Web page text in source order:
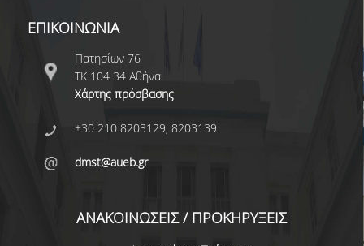
ΑΛΛΑ ΤΜΗΜΑΤΑ
ΒΡΑΒΕΙΑ ΕΡΓΑΣΙΩΝ
ΠΡΑΚΤΙΚΗ ΑΣΚΗΣΗ ΚΑΙ ΠΤΥΧΙΑΚΗ ΕΡΓΑΣΙΑ
ΕΥΚΑΙΡΙΕΣ ΓΙΑ ΠΡΑΚΤΙΚΗ ΑΣΚΗΣΗ
TESTIMONIALS ΠΡΑΚΤΙΚΗΣ ΑΣΚΗΣΗΣ
ΔΙΑΧΕΙΡΙΣΗ ΠΑΡΑΠΟΝΩΝ ΦΟΙΤΗΤΩΝ
ΕΠΙΚΟΙΝΩΝΙΑ
Πατησίων 76
ΤΚ 104 34 Αθήνα
Χάρτης πρόσβασης
+30 210 8203129, 8203139
dmst@aueb.gr
ΑΝΑΚΟΙΝΩΣΕΙΣ / ΠΡΟΚΗΡΥΞΕΙΣ